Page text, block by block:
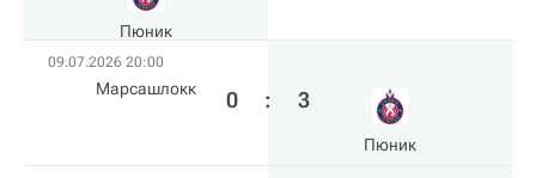
Пюник
09.07.2026 20:00
Марсашлокк 0 : 3
Пюник